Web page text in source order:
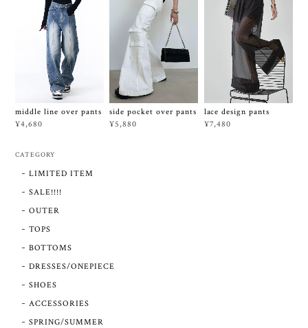
middle line over pants
¥4,680
side pocket over pants
¥5,880
lace design pants
¥7,480
CATEGORY
LIMITED ITEM
SALE!!!!
OUTER
TOPS
BOTTOMS
DRESSES/ONEPIECE
SHOES
ACCESSORIES
SPRING/SUMMER